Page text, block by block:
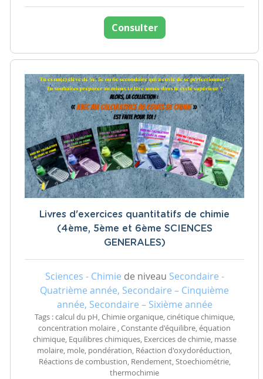
Consulter
Livres d'exercices quantitatifs de chimie
(4ème, 5ème et 6ème SCIENCES
GENERALES)
Sciences - Chimie de niveau Secondaire -
Quatrième année, Secondaire – Cinquième
année, Secondaire – Sixième année
Tags : calcul du pH, Chimie organique, cinétique chimique,
concentration molaire , Constante d'équilibre, équation
chimique, Equilibres chimiques, Exercices de chimie, masse
molaire, mole, pondération, Réaction d'oxydoréduction,
Réactions de combustion, Rendement, Stoechiométrie,
thermochimie